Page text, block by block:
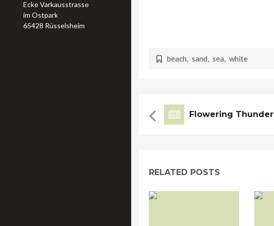
Ecke Varkausstrasse
im Ostpark
65428 Rüsselsheim
beach, sand, sea, white
Flowering Thunder
RELATED POSTS